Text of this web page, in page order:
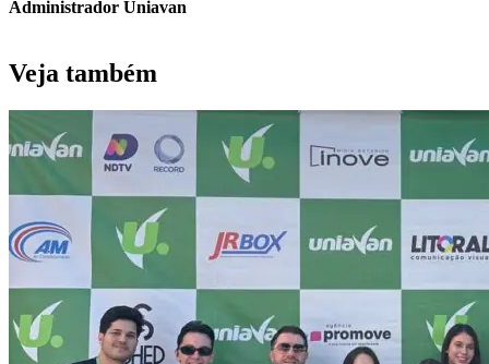
Administrador Uniavan
Veja também